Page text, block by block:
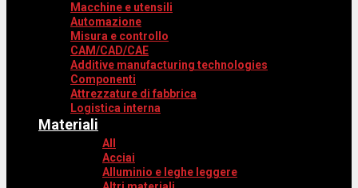
Macchine e utensili
Automazione
Misura e controllo
CAM/CAD/CAE
Additive manufacturing technologies
Componenti
Attrezzature di fabbrica
Logistica interna
Materiali
All
Acciai
Alluminio e leghe leggere